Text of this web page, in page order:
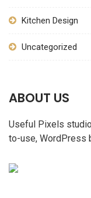
Kitchen Design
Uncategorized
ABOUT US
Useful Pixels
to-use, WordPress